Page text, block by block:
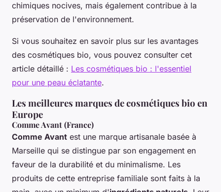
chimiques nocives, mais également contribue à la
préservation de l'environnement.
Si vous souhaitez en savoir plus sur les avantages
des cosmétiques bio, vous pouvez consulter cet
article détaillé : Les cosmétiques bio : l'essentiel
pour une peau éclatante.
Les meilleures marques de cosmétiques bio en
Europe
Comme Avant (France)
Comme Avant est une marque artisanale basée à
Marseille qui se distingue par son engagement en
faveur de la durabilité et du minimalisme. Les
produits de cette entreprise familiale sont faits à la